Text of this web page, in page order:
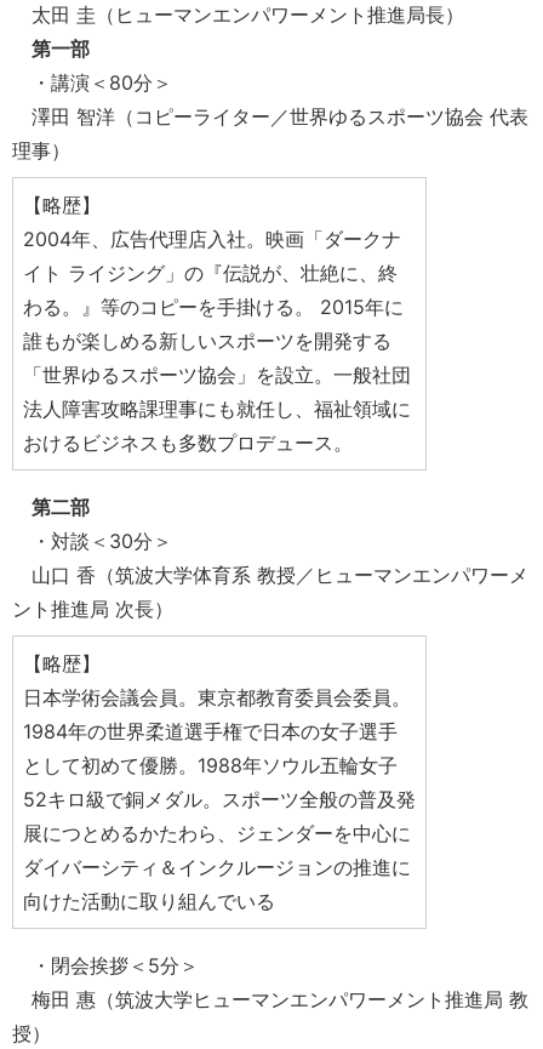
太田 圭（ヒューマンエンパワーメント推進局長）
第一部
・講演＜80分＞
澤田 智洋（コピーライター／世界ゆるスポーツ協会 代表
理事）
【略歴】
2004年、広告代理店入社。映画「ダークナ
イト ライジング」の『伝説が、壮絶に、終
わる。』等のコピーを手掛ける。 2015年に
誰もが楽しめる新しいスポーツを開発する
「世界ゆるスポーツ協会」を設立。一般社団
法人障害攻略課理事にも就任し、福祉領域に
おけるビジネスも多数プロデュース。
第二部
・対談＜30分＞
山口 香（筑波大学体育系 教授／ヒューマンエンパワーメ
ント推進局 次長）
【略歴】
日本学術会議会員。東京都教育委員会委員。
1984年の世界柔道選手権で日本の女子選手
として初めて優勝。1988年ソウル五輪女子
52キロ級で銅メダル。スポーツ全般の普及発
展につとめるかたわら、ジェンダーを中心に
ダイバーシティ＆インクルージョンの推進に
向けた活動に取り組んでいる
・閉会挨拶＜5分＞
梅田 惠（筑波大学ヒューマンエンパワーメント推進局 教
授）